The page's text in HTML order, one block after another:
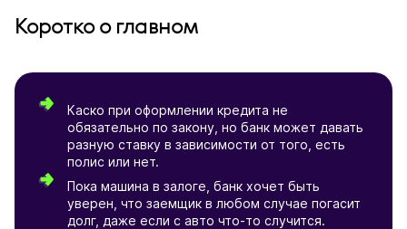
Коротко о главном
Каско при оформлении кредита не
обязательно по закону, но банк может давать
разную ставку в зависимости от того, есть
полис или нет.
Пока машина в залоге, банк хочет быть
уверен, что заемщик в любом случае погасит
долг, даже если с авто что-то случится.